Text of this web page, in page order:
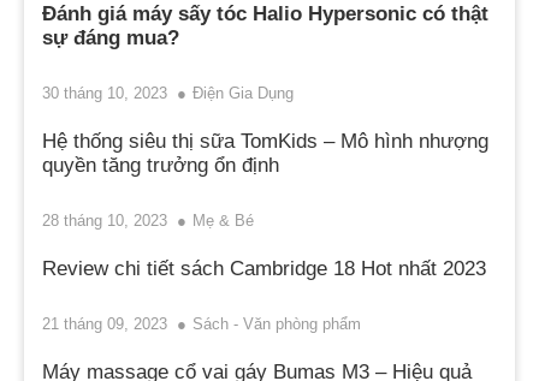
Đánh giá máy sấy tóc Halio Hypersonic có thật
sự đáng mua?
30 tháng 10, 2023 Điện Gia Dụng
Hệ thống siêu thị sữa TomKids – Mô hình nhượng
quyền tăng trưởng ổn định
28 tháng 10, 2023 Mẹ & Bé
Review chi tiết sách Cambridge 18 Hot nhất 2023
21 tháng 09, 2023 Sách - Văn phòng phẩm
Máy massage cổ vai gáy Bumas M3 – Hiệu quả